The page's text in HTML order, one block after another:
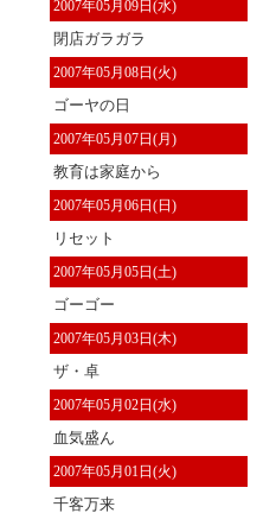
2007年05月09日(水)
閉店ガラガラ
2007年05月08日(火)
ゴーヤの日
2007年05月07日(月)
教育は家庭から
2007年05月06日(日)
リセット
2007年05月05日(土)
ゴーゴー
2007年05月03日(木)
ザ・卓
2007年05月02日(水)
血気盛ん
2007年05月01日(火)
千客万来